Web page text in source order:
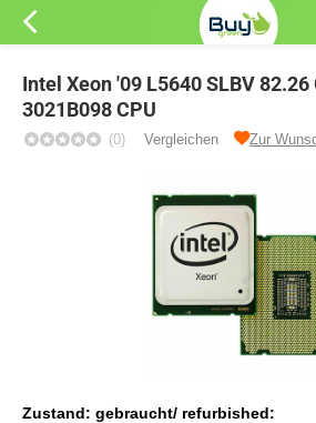
Intel Xeon '09 L5640 SLBV
3021B098 CPU
(0) Vergleichen Zur
Zustand: gebraucht/ refurbished: